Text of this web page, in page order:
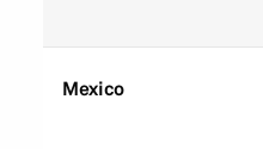
Mexico